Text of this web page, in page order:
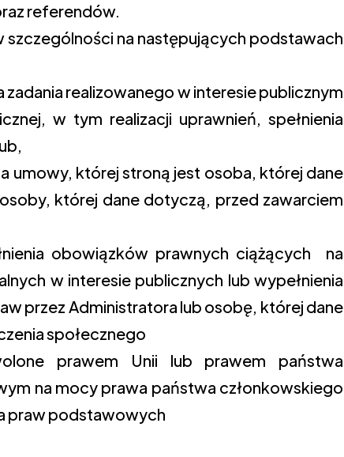
referendów.
na następujących podstawach
realizowanego w interesie publicznym
w tym realizacji uprawnień, spełnienia
umowy, której stroną jest osoba, której dane
której dane dotyczą, przed zawarciem
obowiązków prawnych ciążących na
w interesie publicznych lub wypełnienia
przez Administratora lub osobę, której dane
społecznego
prawem Unii lub prawem państwa
na mocy prawa państwa członkowskiego
praw podstawowych